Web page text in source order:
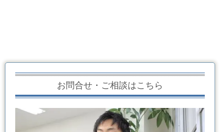
お問合せ・ご相談はこちら